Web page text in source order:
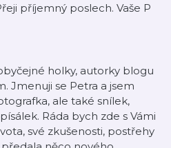
příjemný poslech. Vaše P
holky, autorky blogu
Jmenuji se Petra a jsem
ale také snílek,
Ráda bych zde s Vámi
své zkušenosti, postřehy